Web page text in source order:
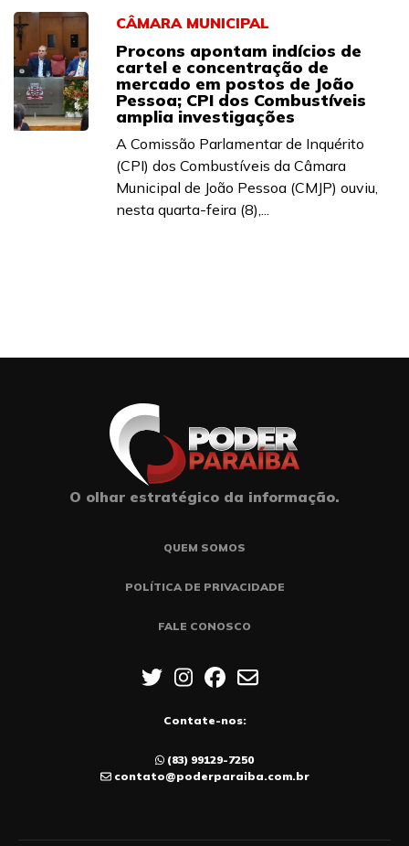
CÂMARA MUNICIPAL
Procons apontam indícios de
cartel e concentração de
mercado em postos de João
Pessoa; CPI dos Combustíveis
amplia investigações
A Comissão Parlamentar de Inquérito
(CPI) dos Combustíveis da Câmara
Municipal de João Pessoa (CMJP) ouviu,
nesta quarta-feira (8),...
O olhar estratégico da informação.
QUEM SOMOS
POLÍTICA DE PRIVACIDADE
FALE CONOSCO
Contate-nos:
(83) 99129-7250
contato@poderparaiba.com.br